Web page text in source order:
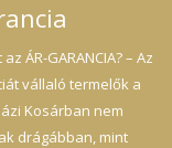
ÁR-GARANCIA? – Az
vállaló termelők a
Kosárban nem
drágábban, mint